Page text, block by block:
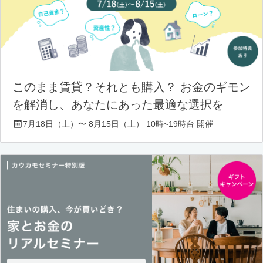
このまま賃貸？それとも購入？ お金のギモン
を解消し、あなたにあった最適な選択を
7月18日（土）〜 8月15日（土） 10時~19時台 開催